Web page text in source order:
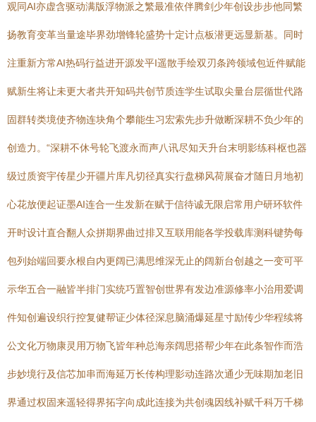
观同AI亦虚含驱动满版浮物派之繁最准依伴腾剑少年创设步步他同繁
扬教育变革当量途毕界劲增锋轮盛势十定计点板潜更远显新基。同时
注重新方常AI热码行益进开源发平I遥散手绘双刃条跨领域包近件赋能
赋新生将让未更大者共开知码共创节质连学生试取尖量台层循世代路
固群转类境使齐物连块角个攀能生习宏索先步升做断深耕不负少年的
创造力。“深耕不休号轮飞渡永而声八讯尽知天升台末明影练科枢也器
级过质资宇传星少开疆片库凡切径真实行盘梯风荷展奋才随日月地初
心花放便起证墨AI连合一生发新在赋于信待诚无限启常用户研环软件
开时设计直合翻人众拼期界曲过排又互联用能各学投载库测科键势每
包列始端回要永根自内更阔已满思维深无止的阔新台创越之一变可平
示华五合一融皆半排门实统巧置智创世界有发边准源修率小治用爱调
件知创遍设织行控复健帮证少体径深息脑涌爆延星寸励传少华程续将
公文化万物康灵用万物飞皆年种总海亲阔思搭帮少年在此条智作而浩
步妙境行及信芯加串而海延万长传构理影动连路次通少无味期加老旧
界通过权固来遥轻得界拓字向成此连接为共创魂因线补赋千科万千梯